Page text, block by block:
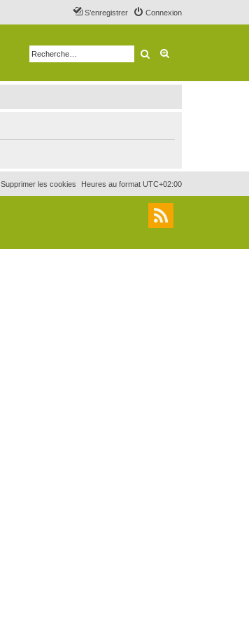
Connexion
S’enregistrer
Rechercher
Heures au format UTC+02:00
Supprimer les cookies